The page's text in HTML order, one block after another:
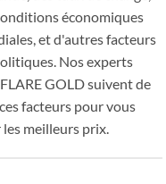
économiques
et d'autres facteurs
Nos experts
GOLD suivent de
facteurs pour vous
meilleurs prix.